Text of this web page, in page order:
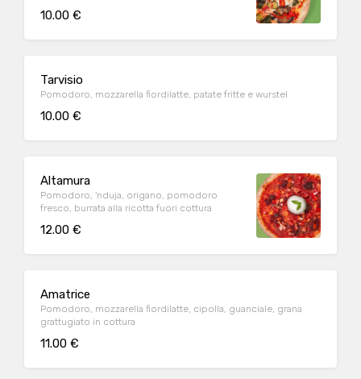
10.00 €
Tarvisio
Pomodoro, mozzarella fiordilatte, patate fritte e wurstel
10.00 €
Altamura
Pomodoro, 'nduja, origano, pomodoro
fresco, burrata alla ricotta fuori cottura
12.00 €
Amatrice
Pomodoro, mozzarella fiordilatte, cipolla, guanciale, grana
grattugiato in cottura
11.00 €